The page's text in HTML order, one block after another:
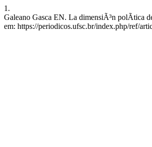
1.
Galeano Gasca EN. La dimensiÃ³n polÃ­tica
em: https://periodicos.ufsc.br/index.php/ref/